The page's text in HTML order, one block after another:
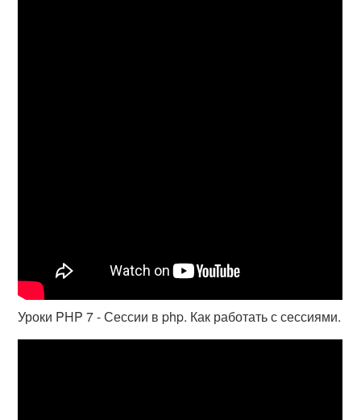
Уроки PHP 7 - Сессии в php. Как работать с сессиями.